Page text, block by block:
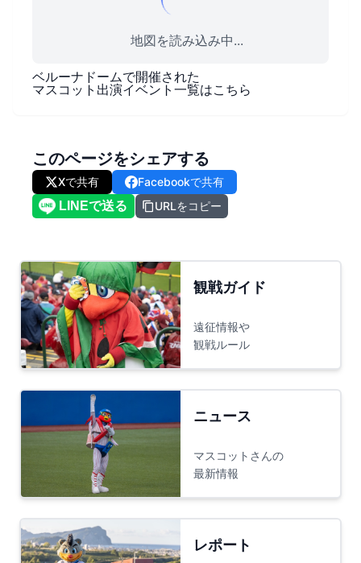
地図を読み込み中...
ベルーナドームで開催された
マスコット出演イベント一覧はこちら
このページをシェアする
Xで共有
Facebookで共有
URLをコピー
観戦ガイド
遠征情報や
観戦ルール
ニュース
マスコットさんの
最新情報
レポート